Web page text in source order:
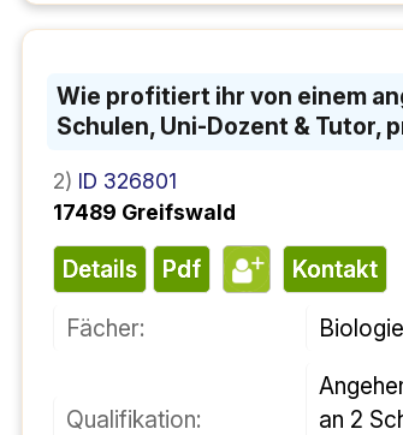
Wie profitiert ihr von einem
Schulen, Uni-Dozent & Tutor,
2) ID 326801
17489 Greifswald
Details pdf Kontakt
Fächer:
Qualifikation:
an 2